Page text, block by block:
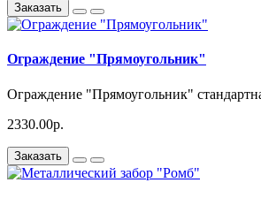
Заказать
Ограждение "Прямоугольник"
Ограждение "Прямоугольник"
2330.00р.
Заказать